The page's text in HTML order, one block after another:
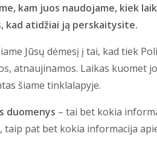
kam juos naudojame, kiek
kad atidžiai ją perskaitysite.
Jūsų dėmesį į tai, kad tiek
atnaujinamos. Laikas kuomet
šiame tinklalapyje.
duomenys – tai bet kokia
taip pat bet kokia informacija